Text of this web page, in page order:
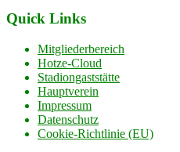
Quick Links
Mitgliederbereich
Hotze-Cloud
Stadiongaststätte
Hauptverein
Impressum
Datenschutz
Cookie-Richtlinie (EU)